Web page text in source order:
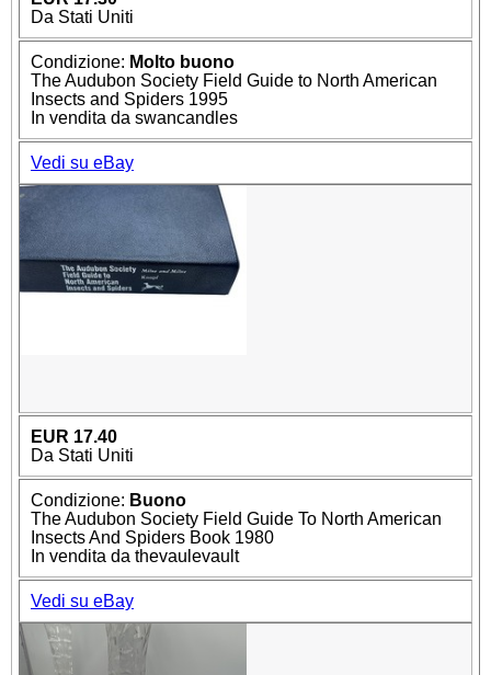
Da Stati Uniti
Condizione: Molto buono
The Audubon Society Field Guide to North American
Insects and Spiders 1995
In vendita da swancandles
Vedi su eBay
EUR 17.40
Da Stati Uniti
Condizione: Buono
The Audubon Society Field Guide To North American
Insects And Spiders Book 1980
In vendita da thevaulevault
Vedi su eBay